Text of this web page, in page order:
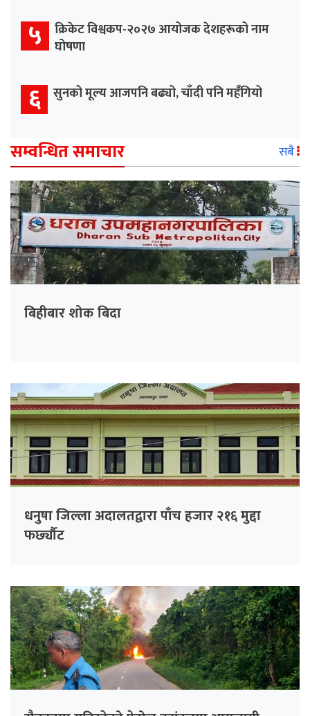
५
क्रिकेट विश्वकप-२०२७ आयोजक देशहरूको नाम
घोषणा
६ सुनको मूल्य आजपनि बढ्यो, चाँदी पनि महँगियो
सम्वन्धित समाचार सबै
बिहीबार शोक बिदा
धनुषा जिल्ला अदालतद्वारा पाँच हजार २१६ मुद्दा
फर्छ्यौट